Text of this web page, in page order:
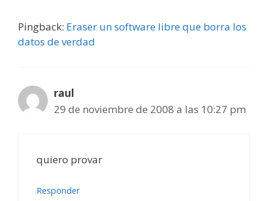
Pingback: Eraser un software libre que borra los
datos de verdad
raul
29 de noviembre de 2008 a las 10:27 pm
quiero provar
Responder